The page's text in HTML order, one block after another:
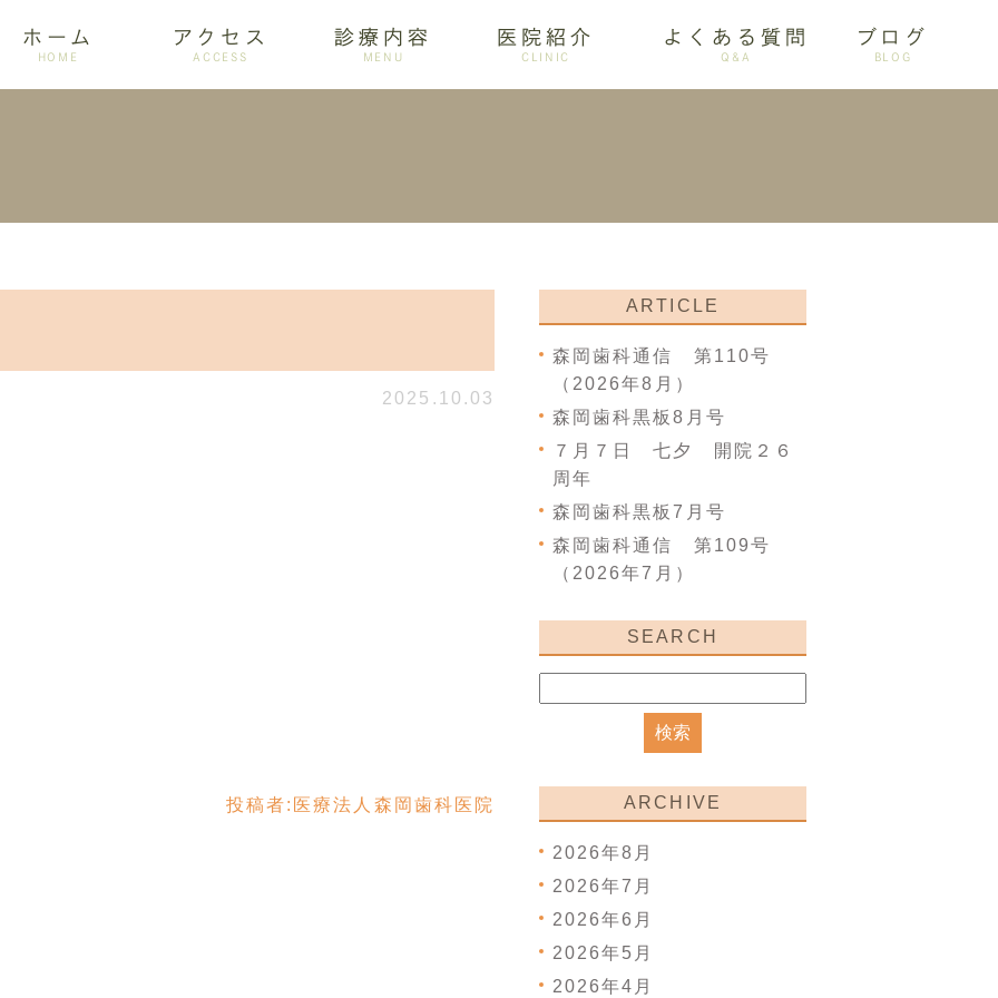
ホーム
HOME
アクセス
ACCESS
診療内容
MENU
訪問歯科 歯周病 ホワイトニング 審美歯科
医院紹介
CLINIC
設備紹介 アクセス
よくある質問
Q&A
ブログ
BLOG
グ
2025.10.03
投稿者: 医療法人森岡歯科医院
ARTICLE
森岡歯科通信 第110号
（2026年8月）
森岡歯科黒板8月号
７月７日 七夕 開院２６
周年
森岡歯科黒板7月号
森岡歯科通信 第109号
（2026年7月）
SEARCH
ARCHIVE
2026年8月
2026年7月
2026年6月
2026年5月
2026年4月